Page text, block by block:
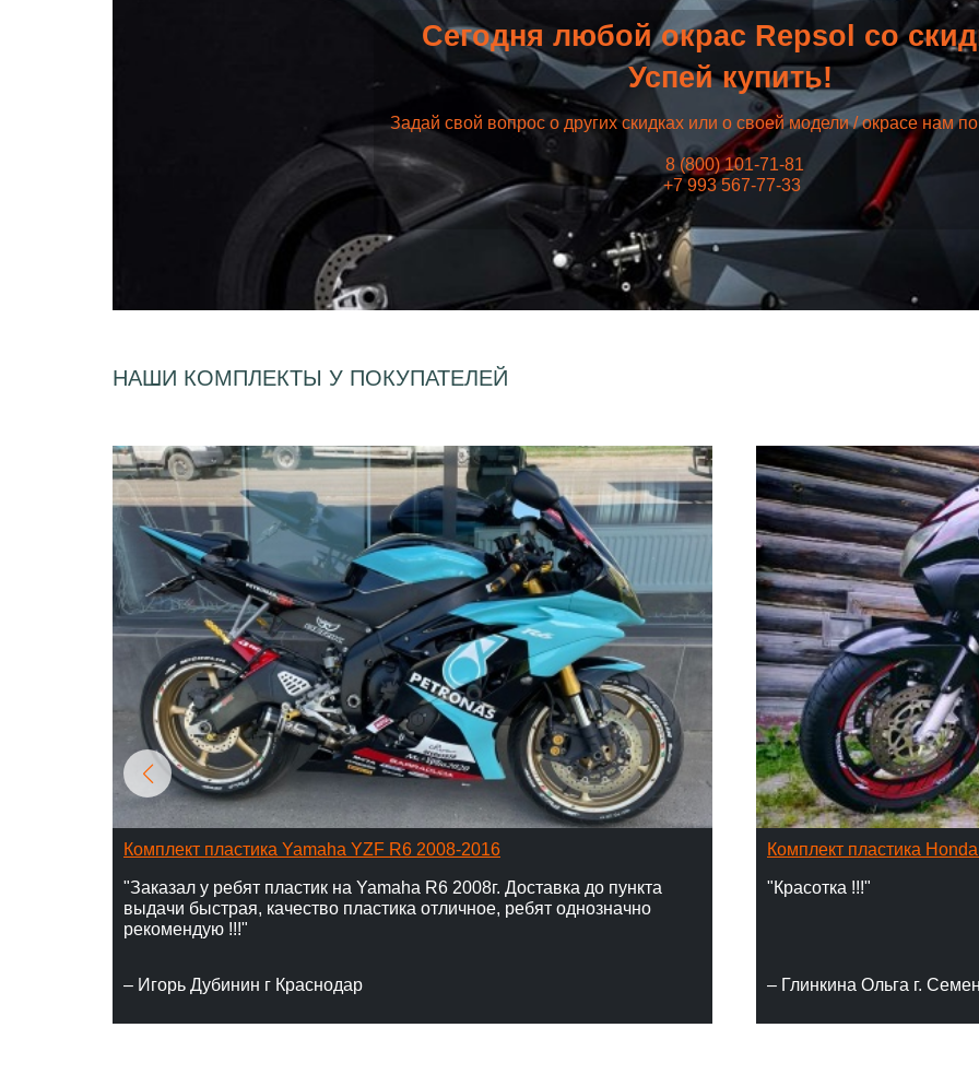
Сегодня любой окрас Repsol со
Успей купить!
Задай свой вопрос о других скидках или о своей модели / окрасе нам
8 (800) 101-71-81
+7 993 567-77-33
НАШИ КОМПЛЕКТЫ У ПОКУПАТЕЛЕЙ
Комплект пластика Yamaha YZF R6 2008-2016
"Заказал у ребят пластик на Yamaha R6 2008г. Доставка до пункта
выдачи быстрая, качество пластика отличное, ребят однозначно
рекомендую !!!"
– Игорь Дубинин г Краснодар
Комплект пластика
"Красотка !!!"
– Глинкина Ольга г.